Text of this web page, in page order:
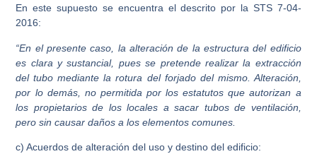
En este supuesto se encuentra el descrito por la STS 7-04-
2016:
“En el presente caso, la alteración de la estructura del edificio
es clara y sustancial, pues se pretende realizar la extracción
del tubo mediante la rotura del forjado del mismo. Alteración,
por lo demás, no permitida por los estatutos que autorizan a
los propietarios de los locales a sacar tubos de ventilación,
pero sin causar daños a los elementos comunes.
c) Acuerdos de alteración del uso y destino del edificio: